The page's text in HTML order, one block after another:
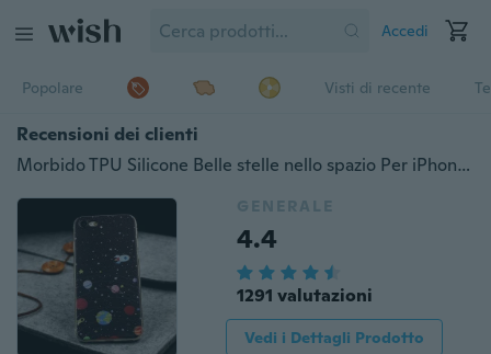
Accedi
Popolare Visti di recente
Recensioni dei clienti
Morbido TPU Silicone Belle stelle nello spazio Per iPhone X 8 4 4S 5 5S SE 5C 6 6S 7 Plus Custodia per Samsung Galaxy S3 S4 S5 S6 S7 Edge S9 Plus A3 A5 J3 J5 J7 2015 2016 2017 Nota 3 4 7 8 Core Prime Grand Prime Indietro Coque Fundas
GENERALE
4.4
1291 valutazioni
Vedi i Dettagli Prodotto